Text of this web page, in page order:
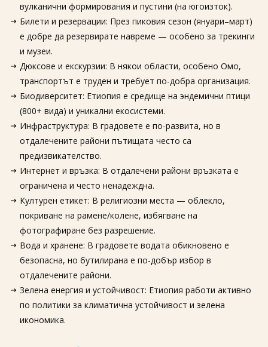
вулканични формирования и пустини (на югоизток).
Билети и резервации: През пиковия сезон (януари–март)
е добре да резервирате навреме — особено за трекинги
и музеи.
Дюксове и екскурзии: В някои области, особено Омо,
транспортът е труден и требует по-добра организация.
Биодиверситет: Етиопия е средище на эндемични птици
(800+ вида) и уникални екосистеми.
Инфраструктура: В градовете е по-развита, но в
отдалечените райони пътищата често са
предизвикателство.
Интернет и връзка: В отдалечени райони връзката е
ограничена и често ненадеждна.
Културен етикет: В религиозни места — облекло,
покриване на рамене/колене, избягване на
фотографиране без разрешение.
Вода и хранене: В градовете водата обикновено е
безопасна, но бутилирана е по-добър избор в
отдалечените райони.
Зелена енергия и устойчивост: Етиопия работи активно
по политики за климатична устойчивост и зелена
икономика.